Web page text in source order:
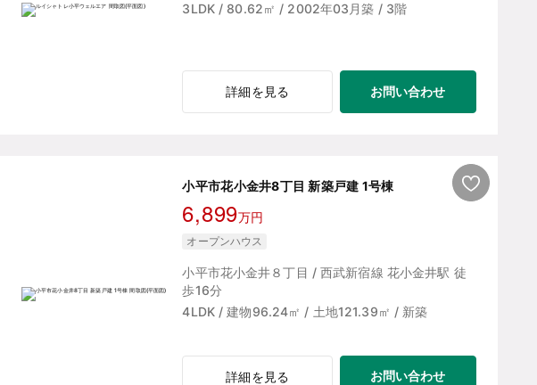
3LDK / 80.62㎡ / 2002年03月築 / 3階
詳細を見る お問い合わせ
小平市花小金井8丁目 新築戸建 1号棟
6,899万円
オープンハウス
小平市花小金井８丁目 / 西武新宿線 花小金井駅 徒
歩16分
4LDK / 建物96.24㎡ / 土地121.39㎡ / 新築
詳細を見る お問い合わせ